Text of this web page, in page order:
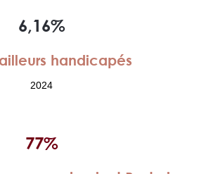
6,16%
handicapés
2024
77%